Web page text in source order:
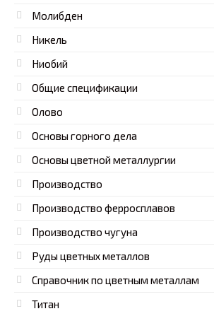
Молибден
Никель
Ниобий
Общие спецификации
Олово
Основы горного дела
Основы цветной металлургии
Производство
Производство ферросплавов
Производство чугуна
Руды цветных металлов
Справочник по цветным металлам
Титан